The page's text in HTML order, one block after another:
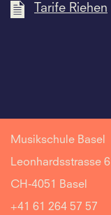
Tarife Riehen
Musikschule Basel
Leonhardsstrasse 6
CH-4051 Basel
+41 61 264 57 57